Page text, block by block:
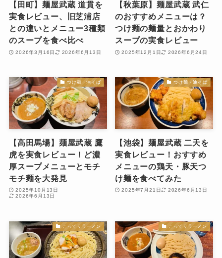
【田町】麺屋武蔵 道貫を
実食レビュー、旧芝浦店
との違いとメニュー3種類
のスープを食べ比べ
2026年3月16日 2026年6月13日
【秋葉原】麺屋武蔵 武仁
のおすすめメニューは？
つけ麺の麺量とおかわり
スープの実食レビュー
2025年12月1日 2026年6月24日
つけ麺・油そば
【高田馬場】麺屋武蔵 鷹
虎を実食レビュー！ど濃
厚スープメニューとモチ
モチ麺を大発見
2025年10月13日
2026年6月13日
つけ麺・油そば
【池袋】麺屋武蔵 二天を
実食レビュー！おすすめ
メニューの鶏天・豚天つ
け麺を食べてみた
2025年7月21日 2026年6月13日
こってりラーメン こってりラーメン